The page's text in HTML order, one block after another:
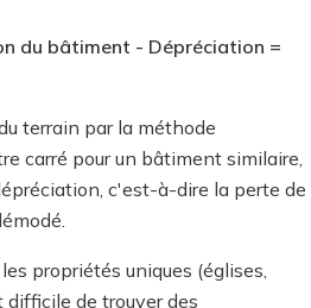
du bâtiment - Dépréciation =
terrain par la méthode
carré pour un bâtiment similaire,
c'est-à-dire la perte de
propriétés uniques (églises,
difficile de trouver des